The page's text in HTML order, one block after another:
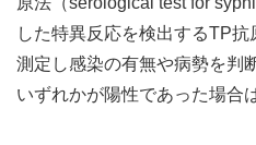
した特異反応を検出するTP
測定し感染の有無や病勢を判
いずれかが陽性であった場合